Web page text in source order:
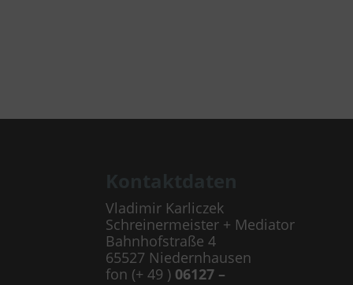
Vladimir Karliczek
Schreinermeister + Mediator
Bahnhofstraße 4
65527 Niedernhausen
fon (+ 49 ) 06127 –